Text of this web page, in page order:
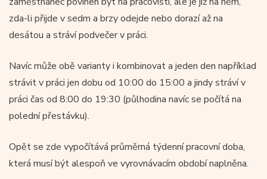
zda-li přijde v sedm a brzy odejde nebo dorazí až na
desátou a stráví podvečer v práci.
Navíc může obě varianty i kombinovat a jeden den například
strávit v práci jen dobu od 10:00 do 15:00 a jindy stráví v
práci čas od 8:00 do 19:30 (půlhodina navíc se počítá na
polední přestávku).
Opět se zde vypočítává průměrná týdenní pracovní doba,
která musí být alespoň ve vyrovnávacím období naplněna.